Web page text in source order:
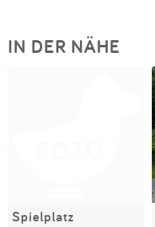
IN DER NÄHE
Spielplatz